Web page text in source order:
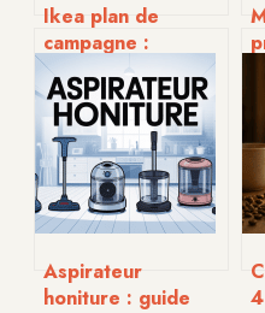
Ikea plan de
campagne :
horaires, accès,
services et bons
plans
Aspirateur
honiture : guide